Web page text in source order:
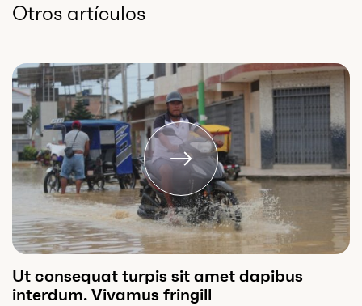
Otros artículos
Ut consequat turpis sit amet dapibus
interdum. Vivamus fringill